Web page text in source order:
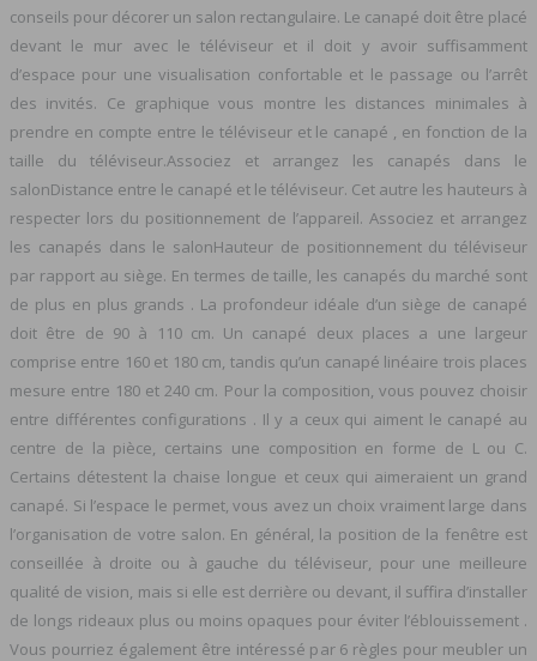
conseils pour décorer un salon rectangulaire. Le canapé doit être placé
devant le mur avec le téléviseur et il doit y avoir suffisamment
d’espace pour une visualisation confortable et le passage ou l’arrêt
des invités. Ce graphique vous montre les distances minimales à
prendre en compte entre le téléviseur et le canapé , en fonction de la
taille du téléviseur.Associez et arrangez les canapés dans le
salonDistance entre le canapé et le téléviseur. Cet autre les hauteurs à
respecter lors du positionnement de l’appareil. Associez et arrangez
les canapés dans le salonHauteur de positionnement du téléviseur
par rapport au siège. En termes de taille, les canapés du marché sont
de plus en plus grands . La profondeur idéale d’un siège de canapé
doit être de 90 à 110 cm. Un canapé deux places a une largeur
comprise entre 160 et 180 cm, tandis qu’un canapé linéaire trois places
mesure entre 180 et 240 cm. Pour la composition, vous pouvez choisir
entre différentes configurations . Il y a ceux qui aiment le canapé au
centre de la pièce, certains une composition en forme de L ou C.
Certains détestent la chaise longue et ceux qui aimeraient un grand
canapé. Si l’espace le permet, vous avez un choix vraiment large dans
l’organisation de votre salon. En général, la position de la fenêtre est
conseillée à droite ou à gauche du téléviseur, pour une meilleure
qualité de vision, mais si elle est derrière ou devant, il suffira d’installer
de longs rideaux plus ou moins opaques pour éviter l’éblouissement .
Vous pourriez également être intéressé par 6 règles pour meubler un